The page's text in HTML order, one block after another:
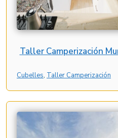
Taller Camperización
Cubelles, Taller Camperización